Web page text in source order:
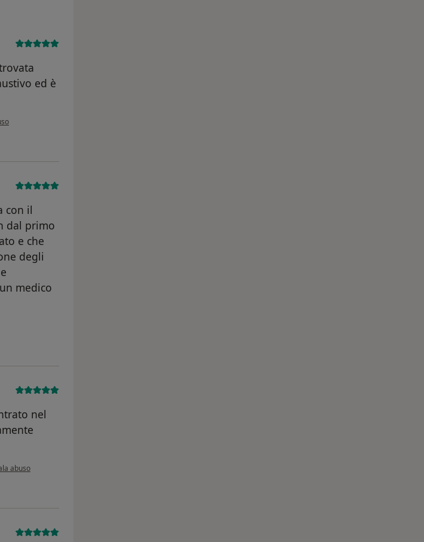
ed è
dell'utente Cinzia P
con il
dal primo
e che
degli
medico
dell'utente Arisi Francesco
nel
l'opinione dell'utente DB
abuso